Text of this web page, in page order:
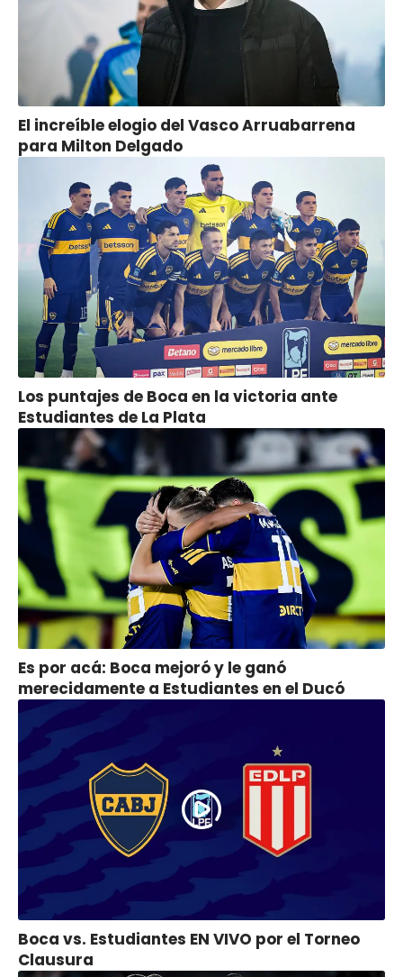
El increíble elogio del Vasco Arruabarrena
para Milton Delgado
Los puntajes de Boca en la victoria ante
Estudiantes de La Plata
Es por acá: Boca mejoró y le ganó
merecidamente a Estudiantes en el Ducó
Boca vs. Estudiantes EN VIVO por el Torneo
Clausura